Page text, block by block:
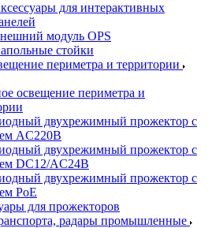
для интерактивных
модуль OPS
стойки
периметра и территории
освещение периметра и
двухрежимный прожектор с
AC220В
двухрежимный прожектор с
DC12/AC24В
двухрежимный прожектор с
PoE
для прожекторов
радары промышленные